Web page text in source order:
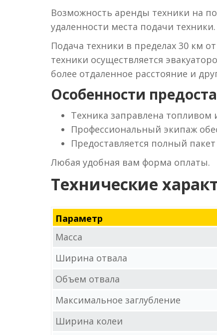
Возможность аренды техники на
удаленности места подачи техники.
Подача техники в пределах 30 км
техники осуществляется
более отдаленное расстояние и
Особенности
Техника заправлена
Профессиональный экипаж
Предоставляется полный
Любая удобная вам форма оплаты.
Технические
Параметр
Масса
Ширина отвала
Объем отвала
Максимальное заглубление
Ширина колеи